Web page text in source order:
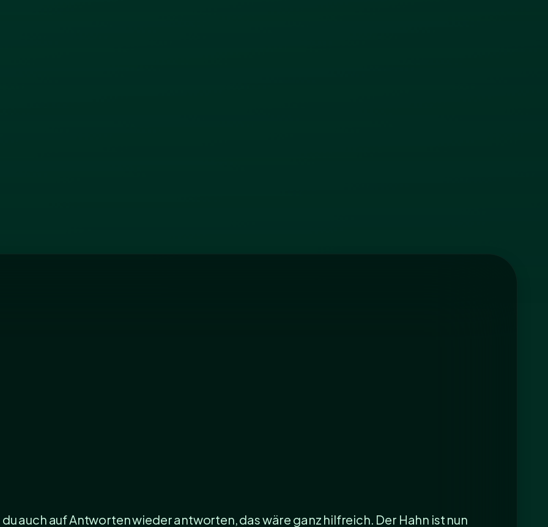
auch auf Antworten wieder antworten, das wäre ganz hilfreich. Der Hahn ist nun